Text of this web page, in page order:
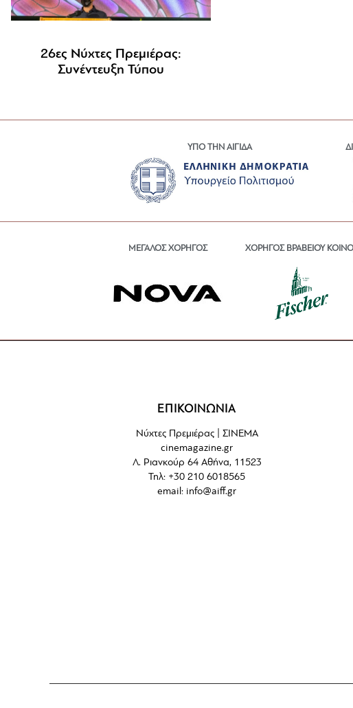
26ες Νύχτες Πρεμιέρας:
Συνέντευξη Τύπου
ΥΠΟ ΤΗΝ ΑΙΓΙΔΑ
ΜΕΓΑΛΟΣ ΧΟΡΗΓΟΣ ΧΟΡΗΓΟΣ ΒΡΑΒΕΙΟΥ
ΕΠΙΚΟΙΝΩΝΙΑ
Νύχτες Πρεμιέρας | ΣΙΝΕΜΑ
cinemagazine.gr
Λ. Ριανκούρ 64 Αθήνα, 11523
Τηλ: +30 210 6018565
email: info@aiff.gr